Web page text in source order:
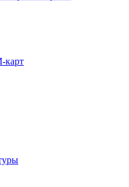
карт